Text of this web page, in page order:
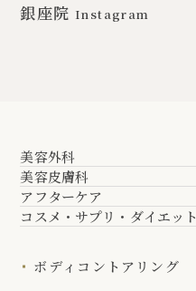
銀座院 Instagram
美容外科
美容皮膚科
アフターケア
コスメ・サプリ・ダイエット
ボディコントアリング